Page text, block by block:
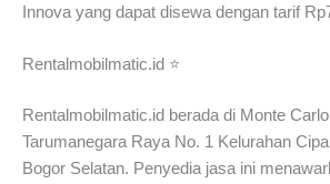
Innova yang dapat disewa dengan tarif
Rentalmobilmatic.id ⭐
Rentalmobilmatic.id berada di Monte
Tarumanegara Raya No. 1 Kelurahan
Bogor Selatan. Penyedia jasa ini